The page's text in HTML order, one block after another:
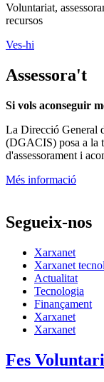
Voluntariat,
recursos
Ves-hi
Assessora't
Si vols aconseguir
La Direcció General
(DGACIS) posa a la
d'assessorament i
Més informació
Segueix-nos
Xarxanet
Xarxanet
Actualitat
Tecnologia
Finançament
Xarxanet
Xarxanet
Fes